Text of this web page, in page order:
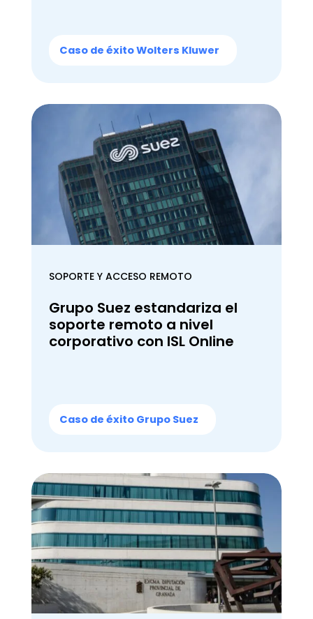
Caso de éxito Wolters Kluwer
SOPORTE Y ACCESO REMOTO
Grupo Suez estandariza el
soporte remoto a nivel
corporativo con ISL Online
Caso de éxito Grupo Suez